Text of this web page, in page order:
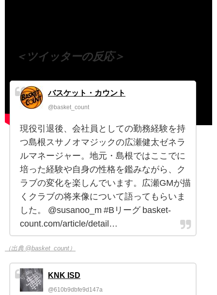
＜ツイッターの反応＞
バスケット・カウント
@basket_count
現役引退後、会社員としての勤務経験を持
つ島根スサノオマジックの広瀬健太ゼネラ
ルマネージャー。地元・島根ではここでに
培った経験や自身の性格を鑑みながら、ク
ラブの変化を楽しんでいます。広瀬GMが描
くクラブの将来像について語ってもらいま
した。 @susanoo_m #Bリーグ basket-
count.com/article/detail…
（出典 @basket_count）
KNK ISD
@610b9dbfe9d147a